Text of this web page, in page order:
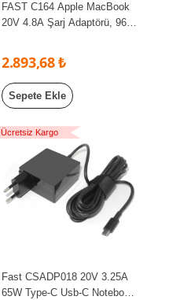
FAST C164 Apple MacBook
20V 4.8A Şarj Adaptörü, 96W
2.893,68 ₺
Sepete Ekle
Ücretsiz Kargo
Fast CSADP018 20V 3.25A
65W Type-C Usb-C Notebook